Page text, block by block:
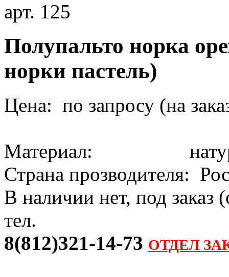
арт. 125
Полупальто норка
норки пастель)
Цена: по запросу (на
Материал:
Страна прозводителя:
В наличии нет, под заказ
тел.
8(812)321-14-73 ОТДЕЛ